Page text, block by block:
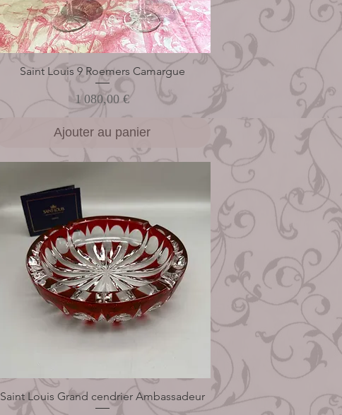
Aperçu rapide
Saint Louis 9 Roemers Camargue
Prix
1 080,00 €
Ajouter au panier
Aperçu rapide
Saint Louis Grand cendrier Ambassadeur